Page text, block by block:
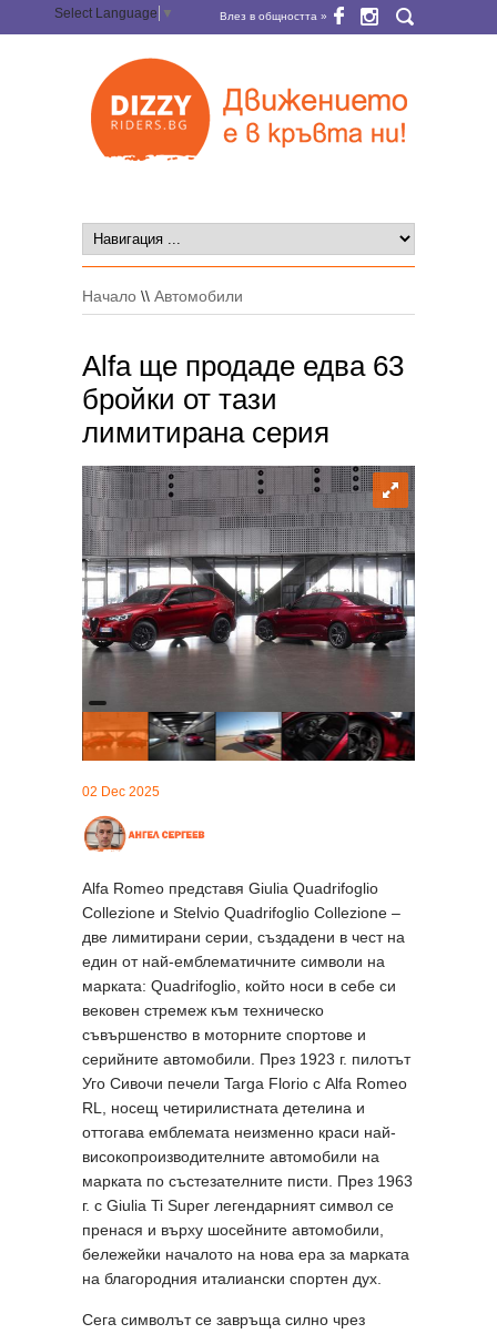
Select Language ▼ Влез в общността »
Начало \\ Автомобили
Alfa ще продаде едва 63
бройки от тази
лимитирана серия
02 Dec 2025
Alfa Romeo представя Giulia Quadrifoglio
Collezione и Stelvio Quadrifoglio Collezione –
две лимитирани серии, създадени в чест на
един от най-емблематичните символи на
марката: Quadrifoglio, който носи в себе си
вековен стремеж към техническо
съвършенство в моторните спортове и
серийните автомобили. През 1923 г. пилотът
Уго Сивочи печели Targa Florio с Alfa Romeo
RL, носещ четирилистната детелина и
оттогава емблемата неизменно краси най-
високопроизводителните автомобили на
марката по състезателните писти. През 1963
г. с Giulia Ti Super легендарният символ се
пренася и върху шосейните автомобили,
бележейки началото на нова ера за марката
на благородния италиански спортен дух.
Сега символът се завръща силно чрез